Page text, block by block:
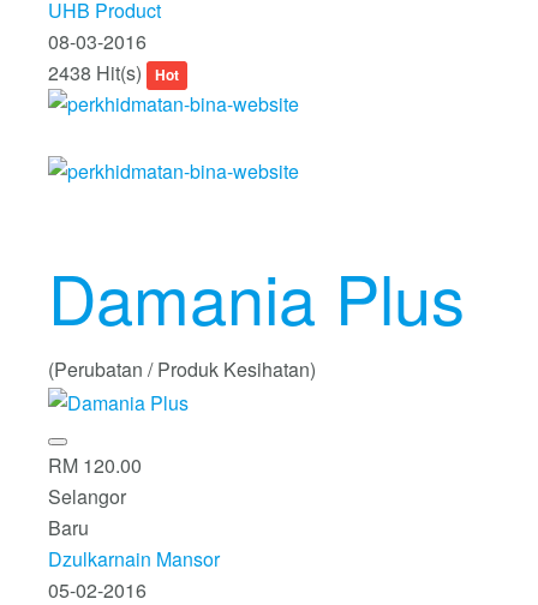
UHB Product
08-03-2016
2438 Hit(s)
Hot
Damania Plus
(Perubatan / Produk Kesihatan)
RM 120.00
Selangor
Baru
Dzulkarnain Mansor
05-02-2016